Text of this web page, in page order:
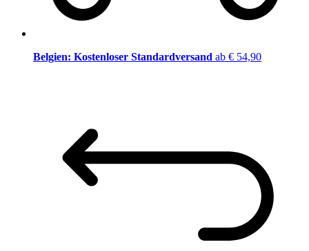
Belgien: Kostenloser Standardversand ab € 54,90